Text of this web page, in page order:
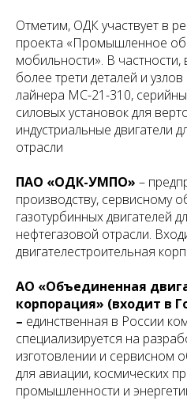
Отметим, ОДК участвует в
проекта «Промышленное
мобильности». В
более трети деталей и
лайнера МС-21-310,
силовых установок для
индустриальные двигатели
отрасли
ПАО «ОДК-УМПО» –
производству, сервисному
газотурбинных двигателей
нефтегазовой отрасли.
двигателестроительная
АО «Объединенная
корпорация» (входит в
– единственная в России
специализируется на
изготовлении и сервисном
для авиации, космических
промышленности и